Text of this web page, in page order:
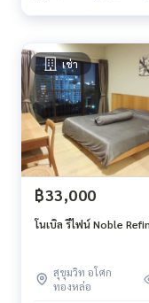
เช่า
฿33,000
โนเบิล รีไฟน์ Noble
สุขุมวิท อโศก
ทองหล่อ